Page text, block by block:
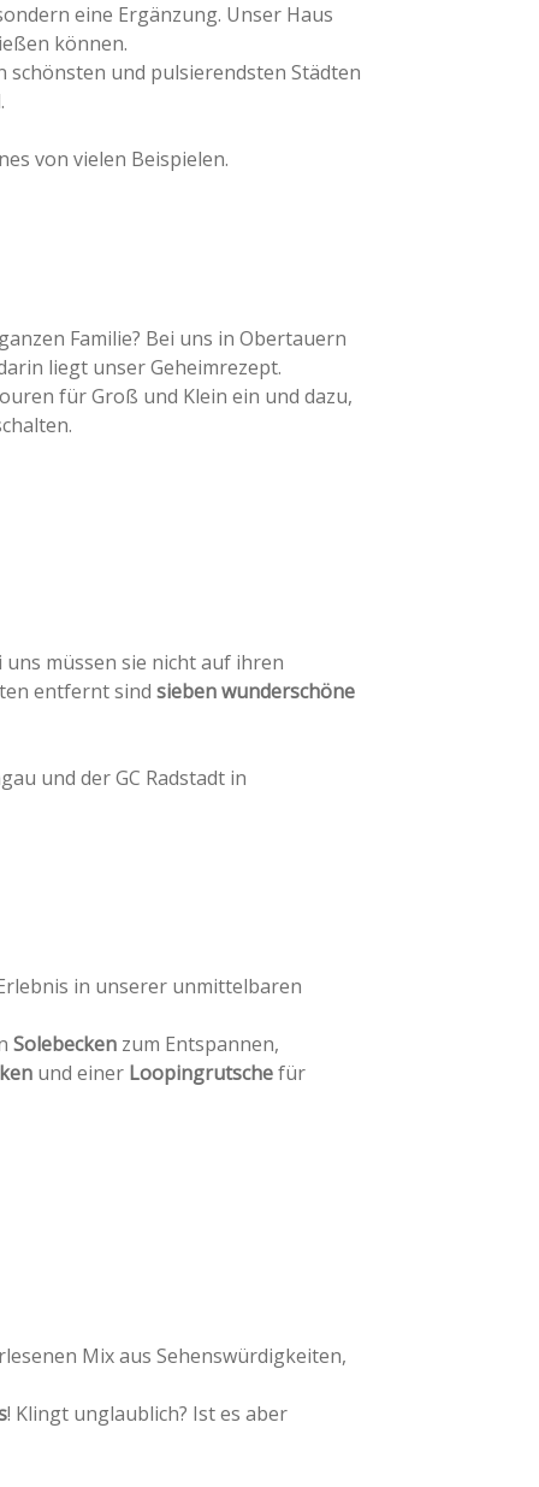
eine Ergänzung. Unser Haus
können.
schönsten und pulsierendsten Städten
von vielen Beispielen.
Familie? Bei uns in Obertauern
liegt unser Geheimrezept.
für Groß und Klein ein und dazu,
uns müssen sie nicht auf ihren
entfernt sind sieben wunderschöne
und der GC Radstadt in
in unserer unmittelbaren
Solebecken zum Entspannen,
und einer Loopingrutschefür
Mix aus Sehenswürdigkeiten,
! Klingt unglaublich? Ist es aber